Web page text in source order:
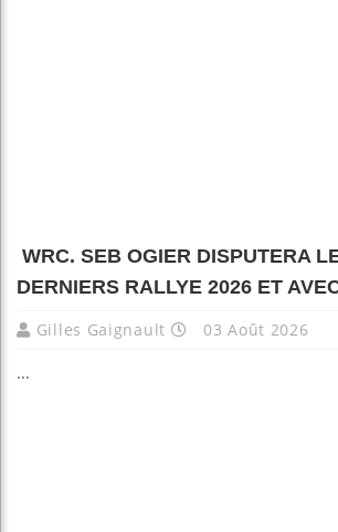
WRC. SEB OGIER DISPUTERA
DERNIERS RALLYE 2026 ET
Gilles Gaignault 03 Août 2026
...